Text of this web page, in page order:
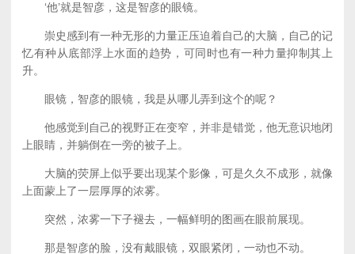
‘他’就是智彦，这是智彦的眼镜。
崇史感到有一种无形的力量正压迫着自己的大脑，自己的记
忆有种从底部浮上水面的趋势，可同时也有一种力量抑制其上
升。
眼镜，智彦的眼镜，我是从哪儿弄到这个的呢？
他感觉到自己的视野正在变窄，并非是错觉，他无意识地闭
上眼睛，并躺倒在一旁的被子上。
大脑的荧屏上似乎要出现某个影像，可是久久不成形，就像
上面蒙上了一层厚厚的浓雾。
突然，浓雾一下子褪去，一幅鲜明的图画在眼前展现。
那是智彦的脸，没有戴眼镜，双眼紧闭，一动也不动。